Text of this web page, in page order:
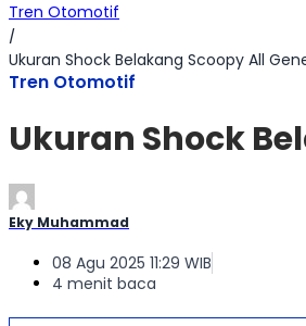
Tren Otomotif
/
Ukuran Shock Belakang Scoopy All
Tren Otomotif
Ukuran Shock
Eky Muhammad
08 Agu 2025 11:29 WIB
4 menit baca